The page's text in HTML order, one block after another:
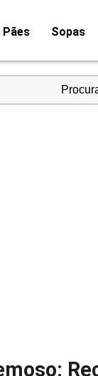
Pães Sopas